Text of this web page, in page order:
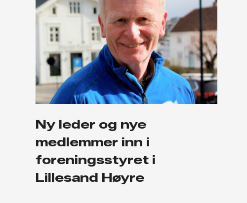
Ny leder og nye
medlemmer inn i
foreningsstyret i
Lillesand Høyre